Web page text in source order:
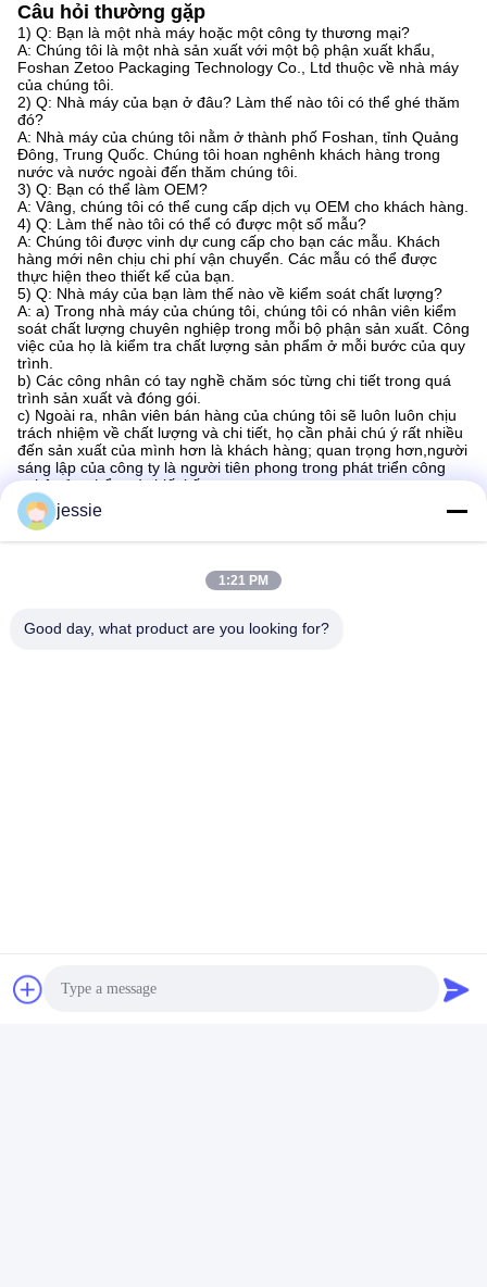
Câu hỏi thường gặp
1) Q: Bạn là một nhà máy hoặc một công ty thương mại?
A: Chúng tôi là một nhà sản xuất với một bộ phận xuất khẩu,
Foshan Zetoo Packaging Technology Co., Ltd thuộc về nhà máy
của chúng tôi.
2) Q: Nhà máy của bạn ở đâu? Làm thế nào tôi có thể ghé thăm
đó?
A: Nhà máy của chúng tôi nằm ở thành phố Foshan, tỉnh Quảng
Đông, Trung Quốc. Chúng tôi hoan nghênh khách hàng trong
nước và nước ngoài đến thăm chúng tôi.
3) Q: Bạn có thể làm OEM?
A: Vâng, chúng tôi có thể cung cấp dịch vụ OEM cho khách hàng.
4) Q: Làm thế nào tôi có thể có được một số mẫu?
A: Chúng tôi được vinh dự cung cấp cho bạn các mẫu. Khách
hàng mới nên chịu chi phí vận chuyển. Các mẫu có thể được
thực hiện theo thiết kế của bạn.
5) Q: Nhà máy của bạn làm thế nào về kiểm soát chất lượng?
A: a) Trong nhà máy của chúng tôi, chúng tôi có nhân viên kiểm
soát chất lượng chuyên nghiệp trong mỗi bộ phận sản xuất. Công
việc của họ là kiểm tra chất lượng sản phẩm ở mỗi bước của quy
trình.
b) Các công nhân có tay nghề chăm sóc từng chi tiết trong quá
trình sản xuất và đóng gói.
c) Ngoài ra, nhân viên bán hàng của chúng tôi sẽ luôn luôn chịu
trách nhiệm về chất lượng và chi tiết, họ cần phải chú ý rất nhiều
đến sản xuất của mình hơn là khách hàng; quan trọng hơn,người
sáng lập của công ty là người tiên phong trong phát triển công
nghệ sản phẩm và thiết kế.
Liên hệ nhanh
jessie
1:21 PM
Good day, what product are you looking for?